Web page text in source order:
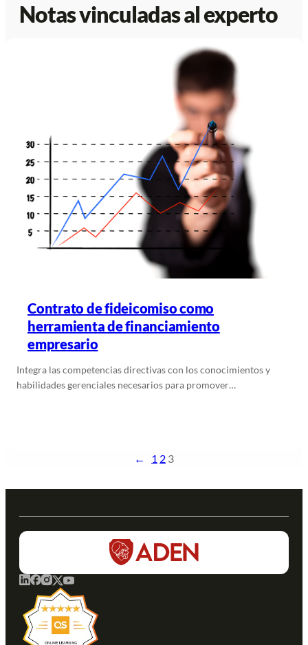
Notas vinculadas al experto
Contrato de fideicomiso como
herramienta de financiamiento
empresario
Integra las competencias directivas con los conocimientos y
habilidades gerenciales necesarios para promover…
← 1 2 3